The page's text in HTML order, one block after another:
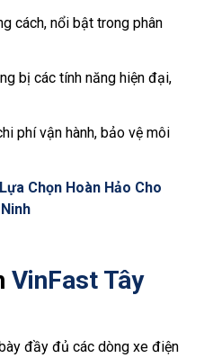
cách, nổi bật trong phân
bị các tính năng hiện đại,
phí vận hành, bảo vệ môi
Chọn Hoàn Hảo Cho
VinFast Tây
đầy đủ các dòng xe điện